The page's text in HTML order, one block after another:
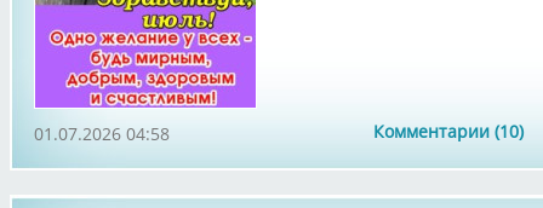
Комментарии (10)
01.07.2026 04:58